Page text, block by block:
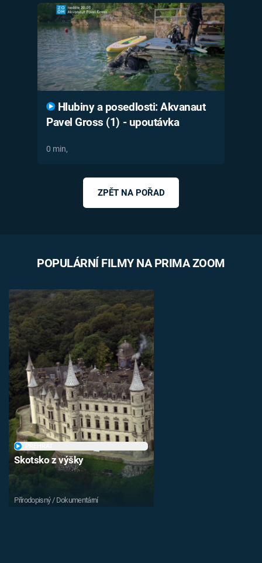
Hlubiny a posedlosti: Akvanaut
Pavel Gross (1) - upoutávka
0 min,
ZPĚT NA POŘAD
POPULÁRNÍ FILMY NA PRIMA ZOOM
Skotsko z výšky
Přírodopisný / Dokumentární